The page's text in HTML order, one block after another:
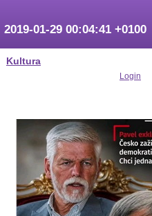
Kultura
2019-01-29 00:04:41 +0100
Login